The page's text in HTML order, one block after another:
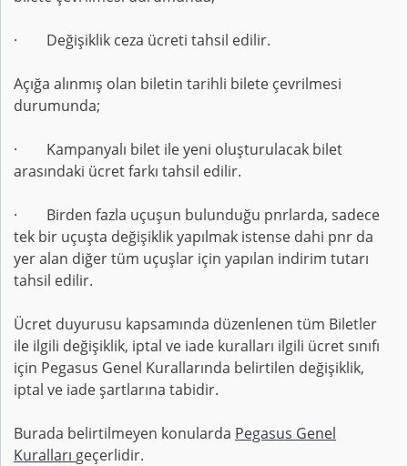
· Değişiklik ceza ücreti tahsil edilir.
Açığa alınmış olan biletin tarihli bilete çevrilmesi
durumunda;
· Kampanyalı bilet ile yeni oluşturulacak bilet
arasındaki ücret farkı tahsil edilir.
· Birden fazla uçuşun bulunduğu pnrlarda, sadece
tek bir uçuşta değişiklik yapılmak istense dahi pnr da
yer alan diğer tüm uçuşlar için yapılan indirim tutarı
tahsil edilir.
Ücret duyurusu kapsamında düzenlenen tüm Biletler
ile ilgili değişiklik, iptal ve iade kuralları ilgili ücret sınıfı
için Pegasus Genel Kurallarında belirtilen değişiklik,
iptal ve iade şartlarına tabidir.
Burada belirtilmeyen konularda Pegasus Genel
Kuralları geçerlidir.